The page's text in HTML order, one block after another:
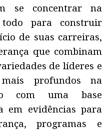
se concentrar na
para construir
de suas carreiras,
que combinam
de líderes e
profundos na
com uma base
em evidências para
programas e